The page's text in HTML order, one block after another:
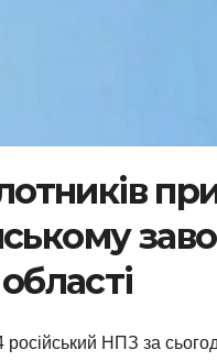
російський НПЗ за